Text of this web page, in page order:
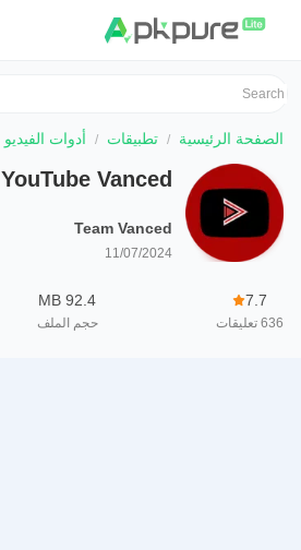
الصفحة الرئيسية تطبيقات أدوات الفيديو
YouTube Vanced
Team Vanced
11/07/2024
7.7
636 تعليقات
92.4 MB
حجم الملف